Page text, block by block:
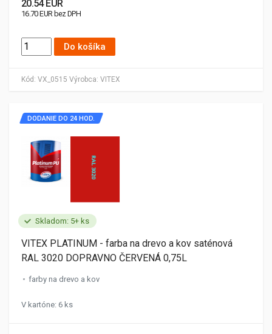
Kód: VX_0515 Výrobca: VITEX
20.54 EUR
16.70 EUR bez DPH
Do košíka
Skladom: 5+ ks
DODANIE DO 24 HOD.
VITEX PLATINUM - farba na drevo a kov saténová
RAL 3020 DOPRAVNO ČERVENÁ 0,75L
farby na drevo a kov
V kartóne: 6 ks